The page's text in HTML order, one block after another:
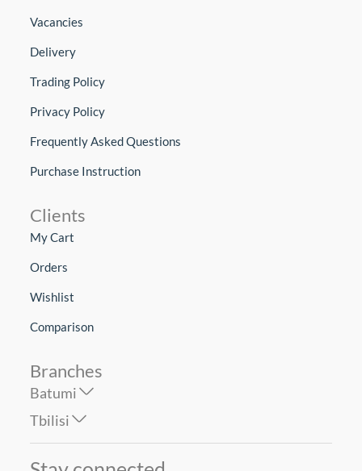
Vacancies
Delivery
Trading Policy
Privacy Policy
Frequently Asked Questions
Purchase Instruction
Clients
My Cart
Orders
Wishlist
Comparison
Branches
Batumi
Tbilisi